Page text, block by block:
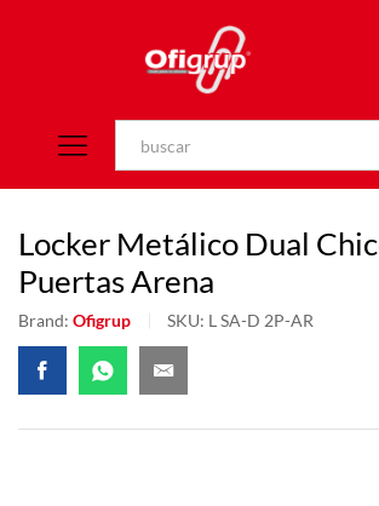
Locker Metálico Dual
Puertas Arena
Brand: Ofigrup SKU: L SA-D 2P-AR